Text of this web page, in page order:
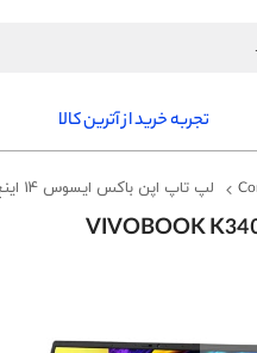
تجربه خرید از آترین کالا
لپ تاپ اپن باکس ایسوس 14 اینچ Vivobook K3402Z Core i7-12700H 2K